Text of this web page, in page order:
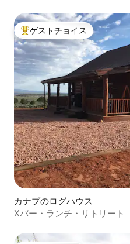
大好評のゲストチョイスです。
ゲストチョイス
カナブのログハウス
Xバー・ランチ・リトリート